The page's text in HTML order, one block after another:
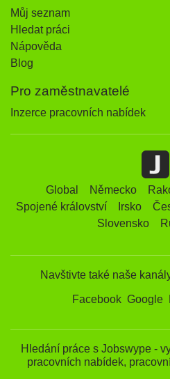
Můj seznam
Hledat práci
Nápověda
Blog
Pro zaměstnavatelé
Inzerce pracovních nabídek
Global Německo
Spojené království
Irsko
Slovensko
Navštivte také naše
Facebook Google
Hledání práce s Jobswype -
pracovních nabídek,